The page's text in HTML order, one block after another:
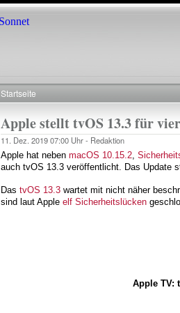
Pfadnavigation
Startseite
Apple stellt tvOS 13.3 für
11. Dez. 201907:00 Uhr - Redaktion
Apple hat neben macOS 10.15.2,
auch tvOS 13.3 veröffentlicht. Das Update
Das tvOS 13.3 wartet mit nicht näher
sind laut Apple elf Sicherheitslücken
Apple TV: